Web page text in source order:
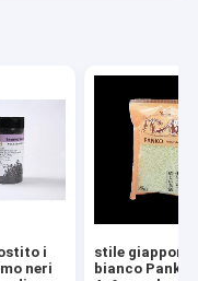
i
neri
stile
bianco Panko